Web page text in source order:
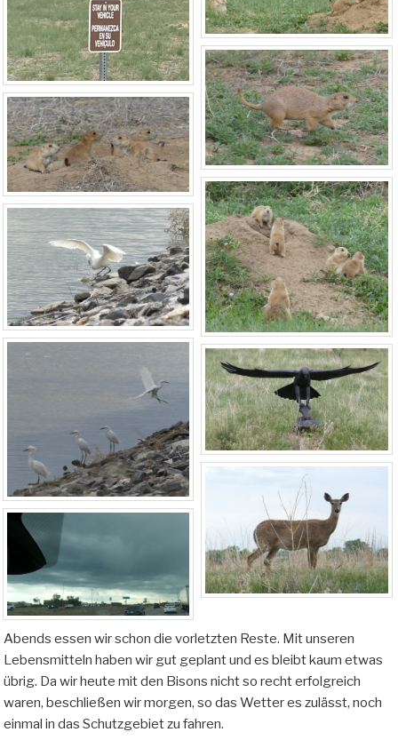
Abends essen wir schon die vorletzten Reste. Mit unseren
Lebensmitteln haben wir gut geplant und es bleibt kaum etwas
übrig. Da wir heute mit den Bisons nicht so recht erfolgreich
waren, beschließen wir morgen, so das Wetter es zulässt, noch
einmal in das Schutzgebiet zu fahren.